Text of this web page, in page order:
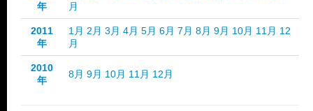
年
月
2011
年
1月 2月 3月 4月 5月 6月 7月 8月 9月 10月 11月 12
月
2010
年
8月 9月 10月 11月 12月